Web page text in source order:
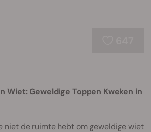
Wiet: Geweldige Toppen Kweken in
niet de ruimte hebt om geweldige wiet